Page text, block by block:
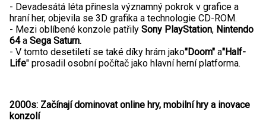
- Devadesátá léta přinesla významný pokrok v grafice a
hraní her, objevila se 3D grafika a technologie CD-ROM.
- Mezi oblíbené konzole patřily Sony PlayStation, Nintendo
64a Sega Saturn.
- V tomto desetiletí se také díky hrám jako"Doom" a"Half-
Life" prosadil osobní počítač jako hlavní herní platforma.
2000s: Začínají dominovat online hry, mobilní hry a inovace
konzolí